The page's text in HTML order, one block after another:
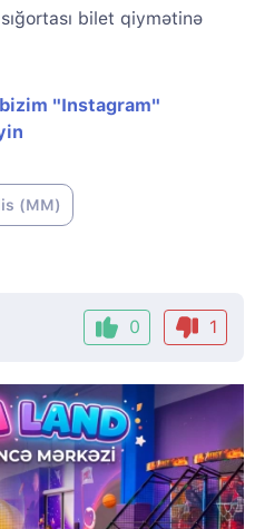
bilet qiymətinə
"Instagram"
(MM)
0 1